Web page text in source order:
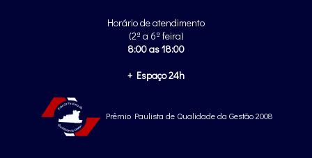
Horário de atendimento
(2ª a 6ª feira)
8:00 as 18:00
+ Espaço 24h
Prêmio Paulista de Qualidade da Gestão 2008